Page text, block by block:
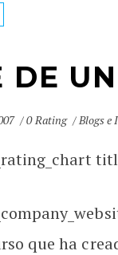
DE
0 Rating Blogs e
que ha